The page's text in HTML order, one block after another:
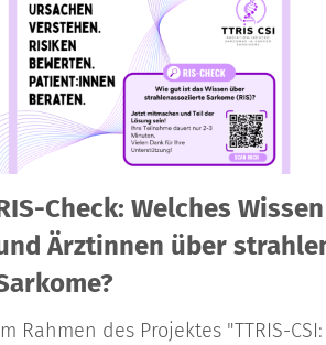
Check: Welches
Ärztinnen über
Rahmen des Projektes "TTRIS-